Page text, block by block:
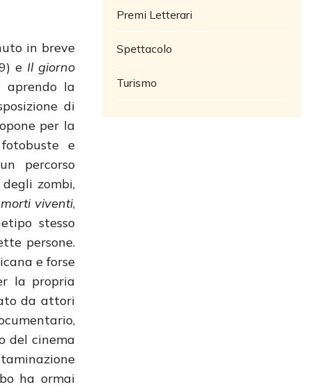
in breve
e Il giorno
aprendo la
di
per la
e
percorso
zombi,
viventi,
stesso
persone.
e forse
la propria
da attori
del cinema
ha ormai
Premi Letterari
Spettacolo
Turismo